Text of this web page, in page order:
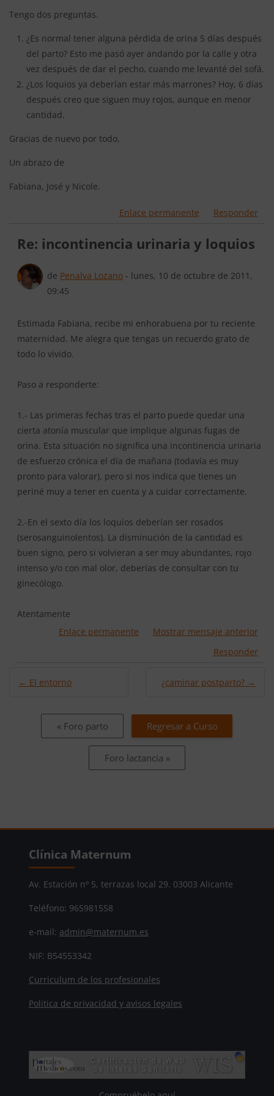
Tengo dos preguntas.
¿Es normal tener alguna pérdida de orina 5 días después
del parto? Esto me pasó ayer andando por la calle y otra
vez después de dar el pecho, cuando me levanté del sofá.
¿Los loquios ya deberían estar más marrones? Hoy, 6 días
después creo que siguen muy rojos, aunque en menor
cantidad.
Gracias de nuevo por todo,
Un abrazo de
Fabiana, José y Nicole.
Enlace permanente Responder
Re: incontinencia urinaria y loquios
Estimada Fabiana, recibe mi enhorabuena por tu reciente
maternidad. Me alegra que tengas un recuerdo grato de
todo lo vivido.
Paso a responderte:
1.- Las primeras fechas tras el parto puede quedar una
cierta atonía muscular que implique algunas fugas de
orina. Esta situación no significa una incontinencia urinaria
de esfuerzo crónica el día de mañana (todavía es muy
pronto para valorar), pero si nos indica que tienes un
periné muy a tener en cuenta y a cuidar correctamente.
2.-En el sexto día los loquios deberían ser rosados
(serosanguinolentos). La disminución de la cantidad es
buen signo, pero si volvieran a ser muy abundantes, rojo
intenso y/o con mal olor, deberías de consultar con tu
ginecólogo.
Atentamente
Enlace permanente
Mostrar mensaje anterior
Responder
En respuesta a 71
de Penalva Lozano - lunes, 10 de octubre de 2011,
09:45
← El entorno ¿caminar postparto? →
« Foro parto Regresar a Curso
Foro lactancia »
Bloques
Clínica Maternum
Av. Estación nº 5, terrazas local 29. 03003 Alicante
Teléfono: 965981558
e-mail: admin@maternum.es
NIF: B54553342
Curriculum de los profesionales
Politica de privacidad y avisos legales